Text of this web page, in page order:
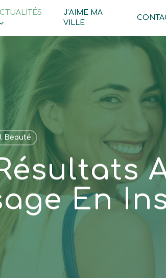
J’AIME MA
VILLE
Cart
Beauté
En